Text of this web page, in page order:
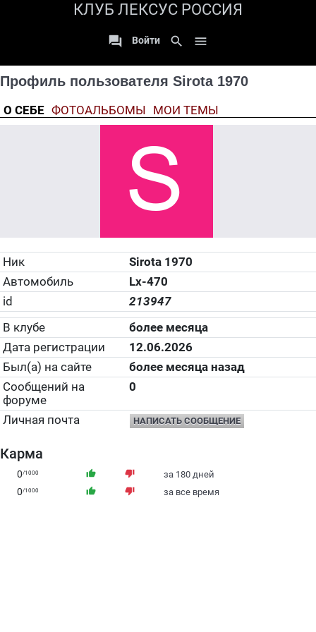
КЛУБ ЛЕКСУС РОССИЯ
 Войти search 
Профиль пользователя Sirota 1970
О СЕБЕ ФОТОАЛЬБОМЫ МОИ ТЕМЫ
Ник
Sirota 1970
Автомобиль
Lx-470
id
213947
В клубе
более месяца
Дата регистрации
12.06.2026
Был(а) на сайте
более месяца назад
Сообщений на
форуме
0
Личная почта НАПИСАТЬ СООБЩЕНИЕ
Карма
0/1000 thumb_up thumb_down за 180 дней
0/1000 thumb_up thumb_down за все время